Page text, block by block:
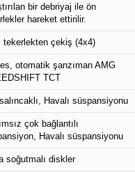
bir debriyaj ile ön
hareket ettirilir.
tekerlekten çekiş (4x4)
otomatik şanzıman AMG
TCT
Havalı süspansiyonu
çok bağlantılı
Havalı süspansiyonu
soğutmalı diskler